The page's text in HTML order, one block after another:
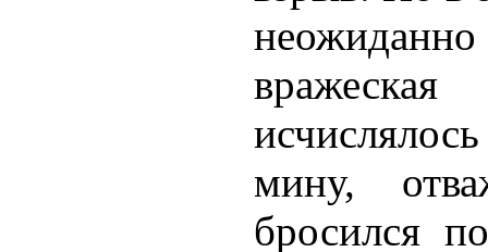
мину,
бросился